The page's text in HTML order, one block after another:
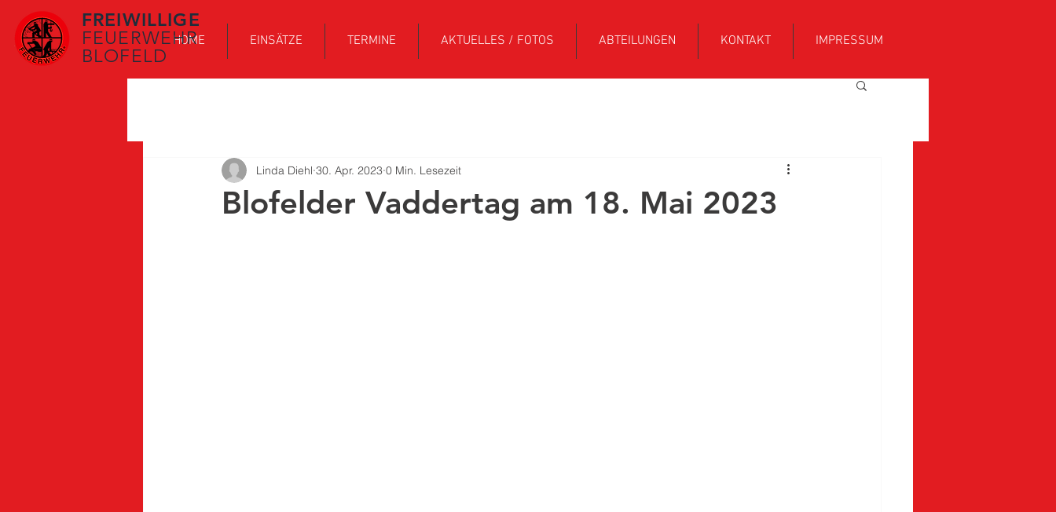
FREIWILLIGE
FEUERWEHR
BLOFELD
HOME EINSÄTZE TERMINE AKTUELLES / FOTOS ABTEILUNGEN KONTAKT IMPRESSUM
Blofelder Vaddertag am 18. Mai 2023
Linda Diehl 30. Apr. 2023 0 Min. Lesezeit